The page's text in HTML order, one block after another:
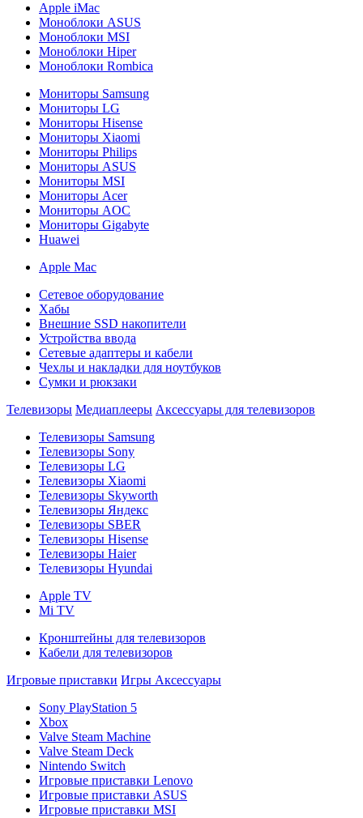
Apple iMac
Моноблоки ASUS
Моноблоки MSI
Моноблоки Hiper
Моноблоки Rombica
Мониторы Samsung
Мониторы LG
Мониторы Hisense
Мониторы Xiaomi
Мониторы Philips
Мониторы ASUS
Мониторы MSI
Мониторы Acer
Мониторы AOC
Мониторы Gigabyte
Huawei
Apple Mac
Сетевое оборудование
Хабы
Внешние SSD накопители
Устройства ввода
Сетевые адаптеры и кабели
Чехлы и накладки для ноутбуков
Сумки и рюкзаки
Телевизоры Медиаплееры Аксессуары для телевизоров
Телевизоры Samsung
Телевизоры Sony
Телевизоры LG
Телевизоры Xiaomi
Телевизоры Skyworth
Телевизоры Яндекс
Телевизоры SBER
Телевизоры Hisense
Телевизоры Haier
Телевизоры Hyundai
Apple TV
Mi TV
Кронштейны для телевизоров
Кабели для телевизоров
Игровые приставки Игры Аксессуары
Sony PlayStation 5
Xbox
Valve Steam Machine
Valve Steam Deck
Nintendo Switch
Игровые приставки Lenovo
Игровые приставки ASUS
Игровые приставки MSI